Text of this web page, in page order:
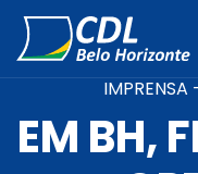
IMPRENSA
EM BH,